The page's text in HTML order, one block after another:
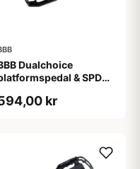
Dualchoice
& SPD
kr